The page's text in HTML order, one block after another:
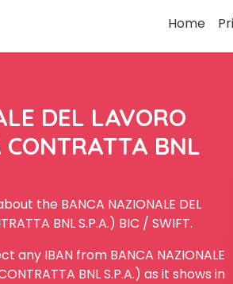
Home
DEL LAVORO
CONTRATTA BNL
the BANCA NAZIONALE DEL
BNL S.P.A.) BIC / SWIFT.
any IBAN from BANCA NAZIONALE
BNL S.P.A.) as it shows in